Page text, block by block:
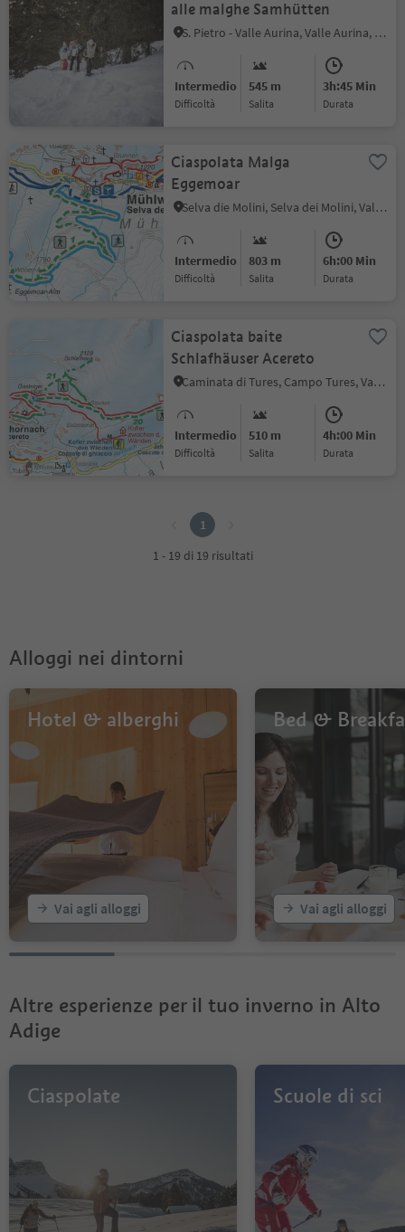
alle malghe Samhütten
S. Pietro - Valle Aurina, Valle Aurina, Valle Aurina
Intermedio
Difficoltà
545 m
Salita
3h:45 Min
durata
Ciaspolata Malga
Eggemoar
Selva die Molini, Selva dei Molini, Valle Aurina
Intermedio
Difficoltà
803 m
Salita
6h:00 Min
durata
Ciaspolata baite
Schlafhäuser Acereto
Caminata di Tures, Campo Tures, Valle Aurina
Intermedio
Difficoltà
510 m
Salita
4h:00 Min
durata
1
1 - 19 di 19 risultati
Alloggi nei dintorni
Hotel & alberghi
Vai agli alloggi
Bed &
Vai agli alloggi
Altre esperienze per il tuo inverno in Alto
Adige
Ciaspolate Scuole di sci